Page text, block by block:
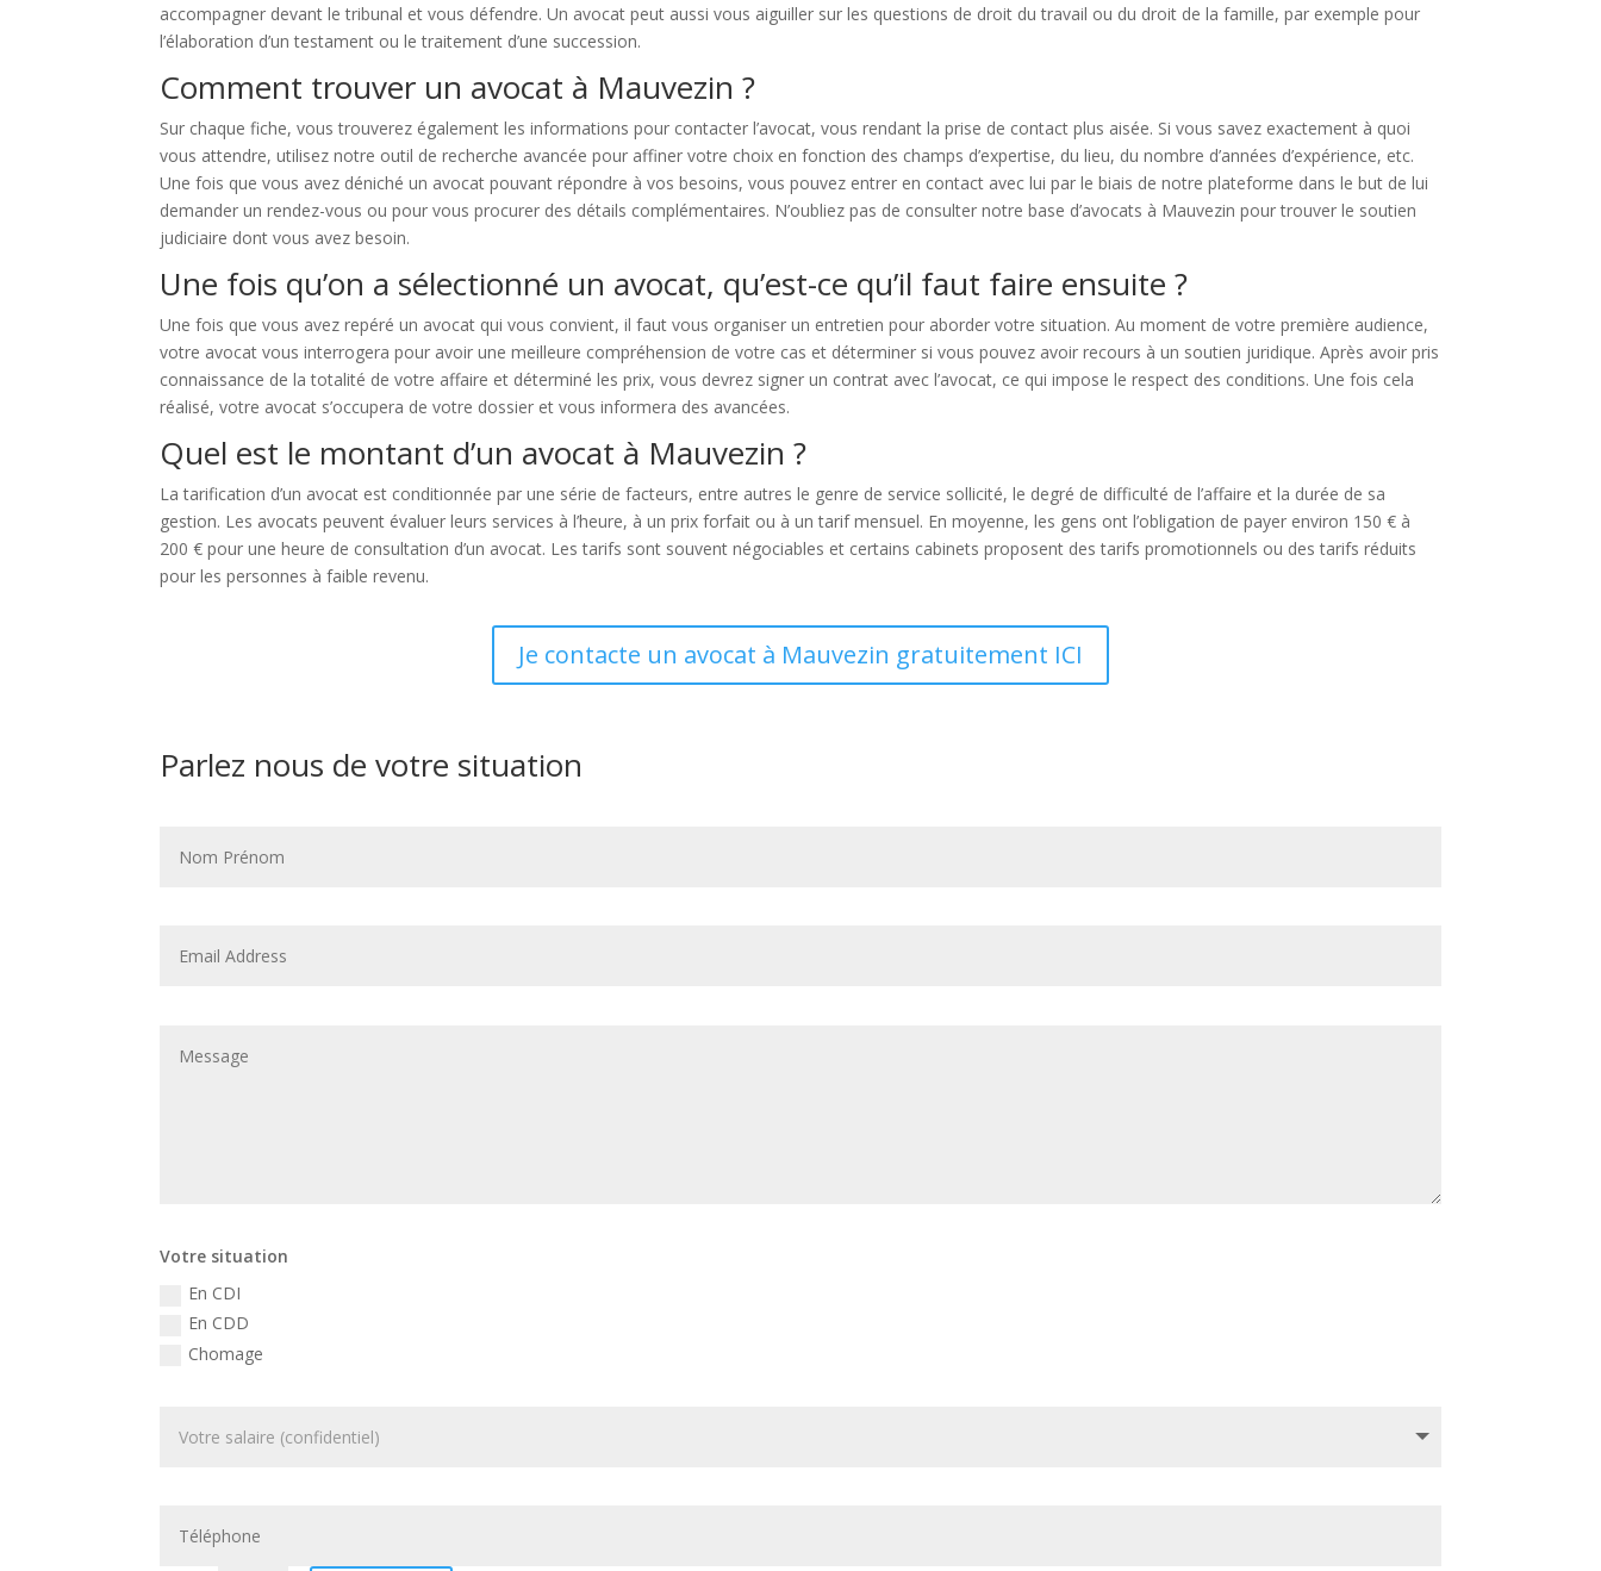
accompagner devant le tribunal et vous défendre. Un avocat peut aussi vous aiguiller sur les questions de droit du travail ou du droit de la famille, par exemple pour
l’élaboration d’un testament ou le traitement d’une succession.
Comment trouver un avocat à Mauvezin ?
Sur chaque fiche, vous trouverez également les informations pour contacter l’avocat, vous rendant la prise de contact plus aisée. Si vous savez exactement à quoi
vous attendre, utilisez notre outil de recherche avancée pour affiner votre choix en fonction des champs d’expertise, du lieu, du nombre d’années d’expérience, etc.
Une fois que vous avez déniché un avocat pouvant répondre à vos besoins, vous pouvez entrer en contact avec lui par le biais de notre plateforme dans le but de lui
demander un rendez-vous ou pour vous procurer des détails complémentaires. N’oubliez pas de consulter notre base d’avocats à Mauvezin pour trouver le soutien
judiciaire dont vous avez besoin.
Une fois qu’on a sélectionné un avocat, qu’est-ce qu’il faut faire ensuite ?
Une fois que vous avez repéré un avocat qui vous convient, il faut vous organiser un entretien pour aborder votre situation. Au moment de votre première audience,
votre avocat vous interrogera pour avoir une meilleure compréhension de votre cas et déterminer si vous pouvez avoir recours à un soutien juridique. Après avoir pris
connaissance de la totalité de votre affaire et déterminé les prix, vous devrez signer un contrat avec l’avocat, ce qui impose le respect des conditions. Une fois cela
réalisé, votre avocat s’occupera de votre dossier et vous informera des avancées.
Quel est le montant d’un avocat à Mauvezin ?
La tarification d’un avocat est conditionnée par une série de facteurs, entre autres le genre de service sollicité, le degré de difficulté de l’affaire et la durée de sa
gestion. Les avocats peuvent évaluer leurs services à l’heure, à un prix forfait ou à un tarif mensuel. En moyenne, les gens ont l’obligation de payer environ 150 € à
200 € pour une heure de consultation d’un avocat. Les tarifs sont souvent négociables et certains cabinets proposent des tarifs promotionnels ou des tarifs réduits
pour les personnes à faible revenu.
Je contacte un avocat à Mauvezin gratuitement ICI
Parlez nous de votre situation
Votre situation
En CDI
En CDD
Chomage